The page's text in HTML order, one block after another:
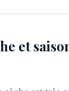
et